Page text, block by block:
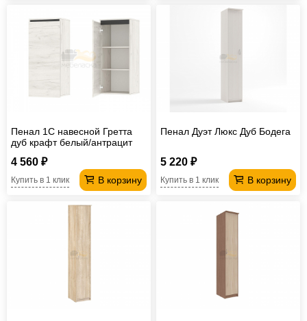
Пенал 1С навесной Гретта
дуб крафт белый/антрацит
4 560 ₽
В корзину
Купить в 1 клик
Пенал Дуэт Люкс Дуб Бодега
5 220 ₽
В корзину
Купить в 1 клик